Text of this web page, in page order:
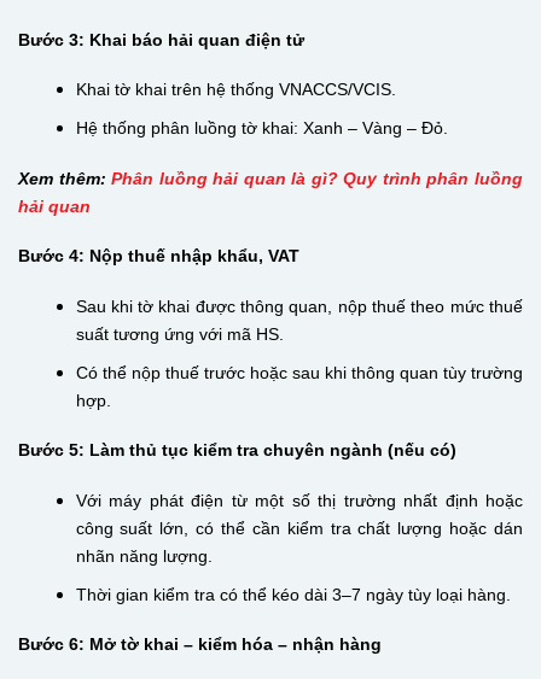
Bước 3: Khai báo hải quan điện tử
Khai tờ khai trên hệ thống VNACCS/VCIS.
Hệ thống phân luồng tờ khai: Xanh – Vàng – Đỏ.
Xem thêm:Phân luồng hải quan là gì? Quy trình phân luồng
hải quan
Bước 4: Nộp thuế nhập khẩu, VAT
Sau khi tờ khai được thông quan, nộp thuế theo mức thuế
suất tương ứng với mã HS.
Có thể nộp thuế trước hoặc sau khi thông quan tùy trường
hợp.
Bước 5: Làm thủ tục kiểm tra chuyên ngành (nếu có)
Với máy phát điện từ một số thị trường nhất định hoặc
công suất lớn, có thể cần kiểm tra chất lượng hoặc dán
nhãn năng lượng.
Thời gian kiểm tra có thể kéo dài 3–7 ngày tùy loại hàng.
Bước 6: Mở tờ khai – kiểm hóa – nhận hàng